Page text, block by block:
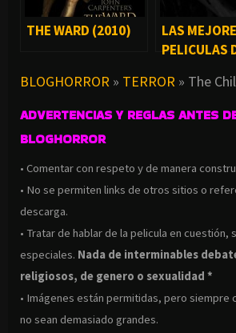
THE WARD (2010)
LAS
PELICULAS
BLOGHORROR » TERROR » The
ADVERTENCIAS Y REGLAS ANTES
BLOGHORROR
• Comentar con respeto y de manera
• No se permiten links de otros sitios o
descarga.
• Tratar de hablar de la pelicula en cuestión,
especiales. Nada de interminables
religiosos, de genero o sexualidad *
• Imágenes están permitidas, pero siempre
no sean demasiado grandes.